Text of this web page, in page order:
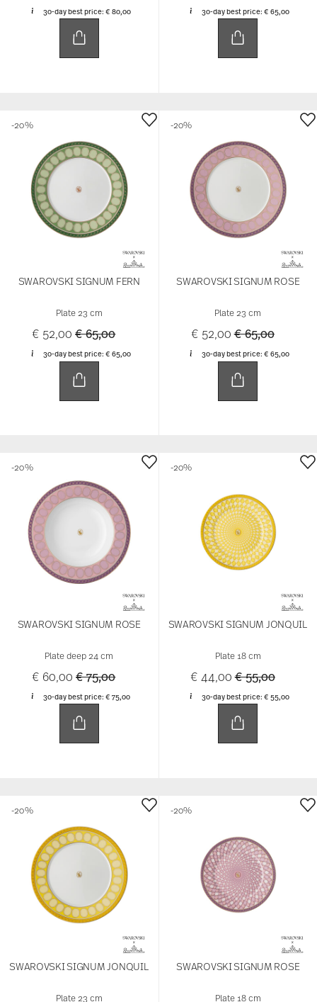
30-day best price: € 80,00 30-day best price:€ 65,00
SWAROVSKI SIGNUM FERN
Plate 23 cm
€ 52,00Price reduced from
€ 65,00to
30-day best price: € 65,00
-20%
SWAROVSKI SIGNUM ROSE
Plate 23 cm
€ 52,00Price reduced
€ 65,00to
30-day best price:€ 65,00
-20%
SWAROVSKI SIGNUM ROSE
Plate deep 24 cm
€ 60,00Price reduced from
€ 75,00to
30-day best price:€ 75,00
-20%
SWAROVSKI SIGNUM JONQUIL
Plate 18 cm
€ 44,00Price reduced
€ 55,00to
30-day best price:€ 55,00
-20%
SWAROVSKI SIGNUM JONQUIL
Plate 23 cm
-20%
SWAROVSKI SIGNUM ROSE
Plate 18 cm
-20%